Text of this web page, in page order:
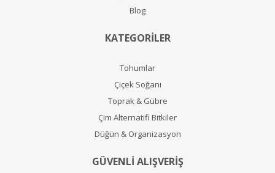
Blog
KATEGORİLER
Tohumlar
Çiçek Soğanı
Toprak & Gübre
Çim Alternatifi Bitkiler
Düğün & Organizasyon
GÜVENLİ ALIŞVERİŞ